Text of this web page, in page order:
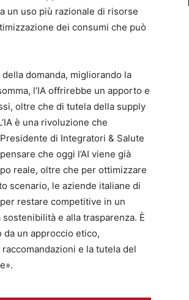
un uso più razionale di risorse
dei consumi che può
domanda, migliorando la
l’IA offrirebbe un apporto e
oltre che di tutela della supply
è una rivoluzione che
Presidente di Integratori & Salute
che oggi l’AI viene già
reale, oltre che per ottimizzare
scenario, le aziende italiane di
restare competitive in un
e alla trasparenza. È
un approccio etico,
e la tutela del